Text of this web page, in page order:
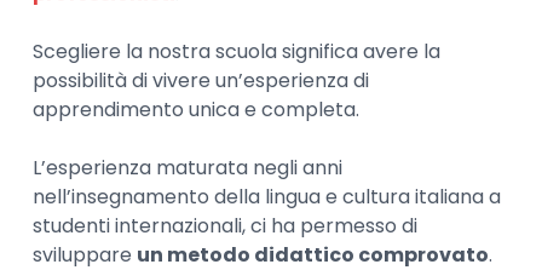
Scegliere la nostra scuola significa avere la
possibilità di vivere un’esperienza di
apprendimento unica e completa.
L’esperienza maturata negli anni
nell’insegnamento della lingua e cultura italiana a
studenti internazionali, ci ha permesso di
sviluppare un metodo didattico comprovato.